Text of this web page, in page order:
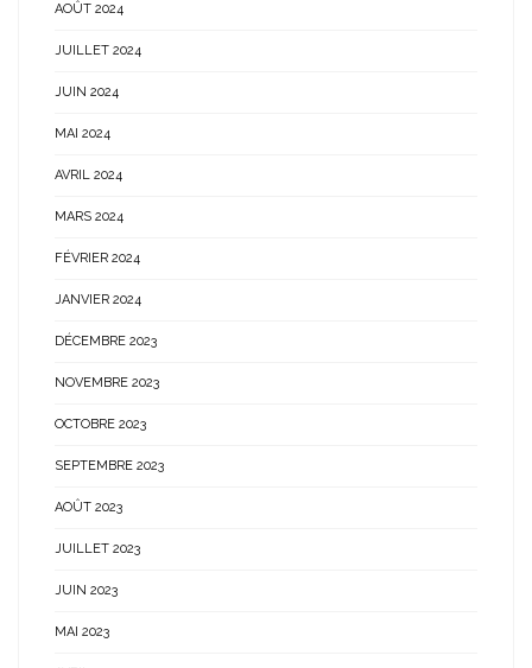
AOÛT 2024
JUILLET 2024
JUIN 2024
MAI 2024
AVRIL 2024
MARS 2024
FÉVRIER 2024
JANVIER 2024
DÉCEMBRE 2023
NOVEMBRE 2023
OCTOBRE 2023
SEPTEMBRE 2023
AOÛT 2023
JUILLET 2023
JUIN 2023
MAI 2023